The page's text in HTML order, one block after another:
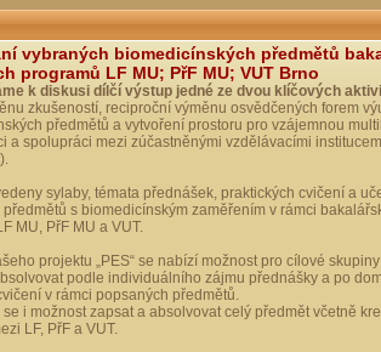
vybraných biomedicínských předmětů
programů LF MU; PřF MU; VUT Brno
k diskusi dílčí výstup jedné ze dvou klíčových
zkušeností, reciproční výměnu osvědčených forem
předmětů a vytvoření prostoru pro vzájemnou
a spolupráci mezi zúčastněnými vzdělávacími
sylaby, témata přednášek, praktických cvičení a
s biomedicínským zaměřením v rámci
MU, PřF MU a VUT.
projektu „PES“ se nabízí možnost pro cílové
podle individuálního zájmu přednášky a po
v rámci popsaných předmětů.
i možnost zapsat a absolvovat celý předmět včetně
LF, PřF a VUT.